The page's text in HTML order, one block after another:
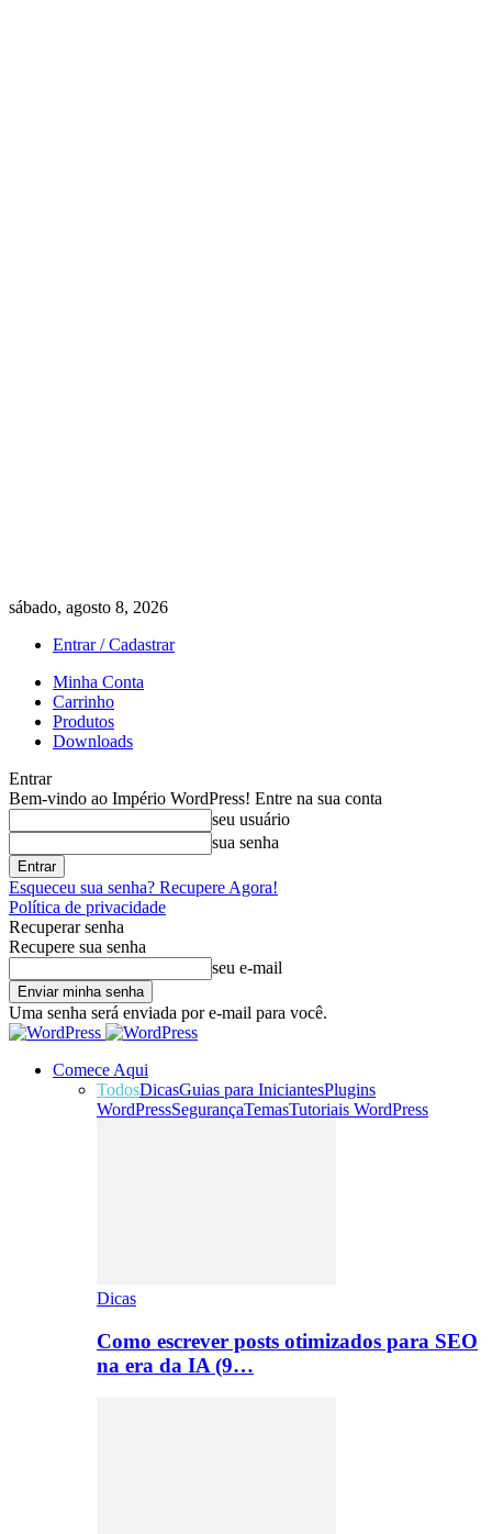
sábado, agosto 8, 2026
Entrar / Cadastrar
Minha Conta
Carrinho
Produtos
Downloads
Entrar
Bem-vindo ao Império WordPress! Entre na sua conta
seu usuário
sua senha
Esqueceu sua senha? Recupere Agora!
Política de privacidade
Recuperar senha
Recupere sua senha
seu e-mail
Uma senha será enviada por e-mail para você.
Comece Aqui
TodosDicasGuias para IniciantesPlugins
WordPressSegurançaTemasTutoriais WordPress
Dicas
Como escrever posts otimizados para SEO
na era da IA (9…